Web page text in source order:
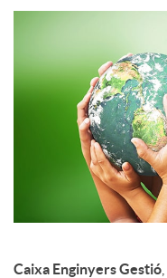
d
e
n
Caixa Enginyers Gestió